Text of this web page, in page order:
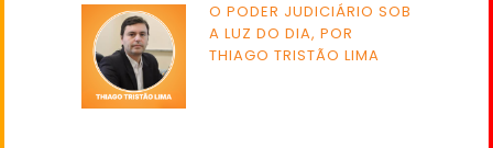
O PODER JUDICIÁRIO SOB
A LUZ DO DIA, POR
THIAGO TRISTÃO LIMA